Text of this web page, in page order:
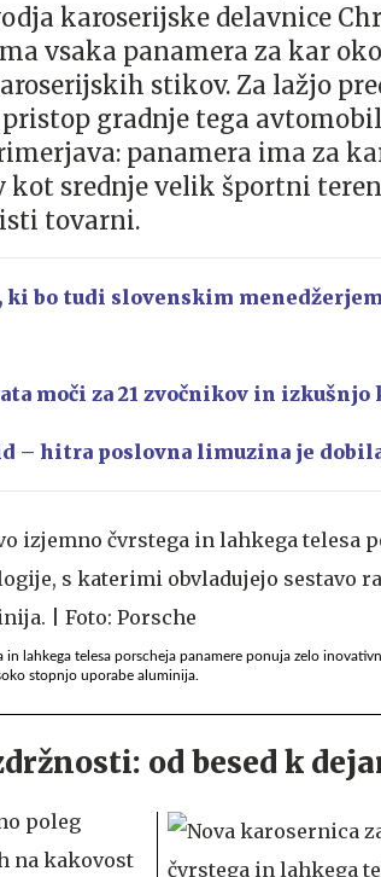
karoserijske delavnice
vsaka panamera za kar
stikov. Za lažjo
pristop gradnje tega
panamera ima za
kot srednje velik športni
tovarni.
ki bo tudi slovenskim
moči za 21 zvočnikov in
– hitra poslovna limuzina je
in lahkega telesa porscheja panamere ponuja zelo
stopnjo uporabe aluminija.
od besed k
poleg
na kakovost